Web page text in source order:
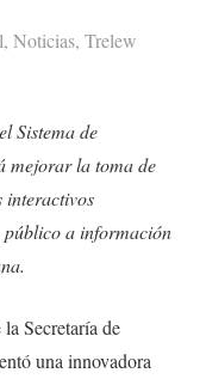
, Noticias, Trelew
Sistema de
mejorar la toma de
interactivos
público a información
Secretaría de
una innovadora